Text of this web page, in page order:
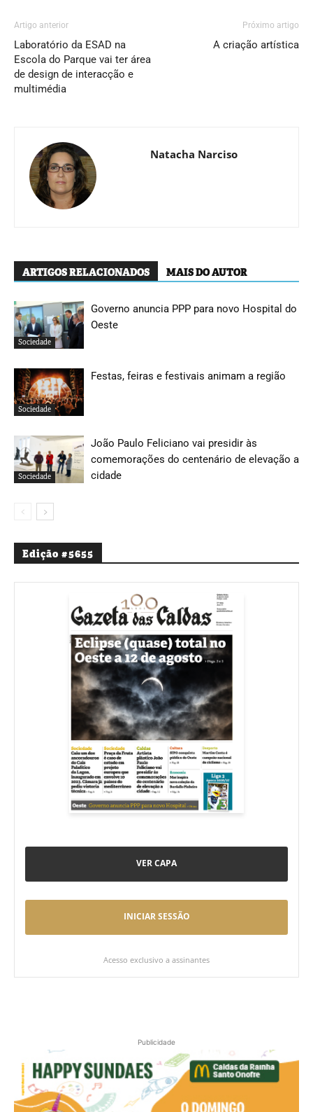
Artigo anterior
Laboratório da ESAD na
Escola do Parque vai ter área
de design de interacção e
multimédia
Próximo artigo
A criação artística
Natacha Narciso
ARTIGOS RELACIONADOS MAIS DO AUTOR
Sociedade
Governo anuncia PPP para novo Hospital do
Oeste
Sociedade
Festas, feiras e festivais animam a região
Sociedade
João Paulo Feliciano vai presidir às
comemorações do centenário de elevação a
cidade
Edição #5655
VER CAPA
INICIAR SESSÃO
Acesso exclusivo a assinantes
Publicidade